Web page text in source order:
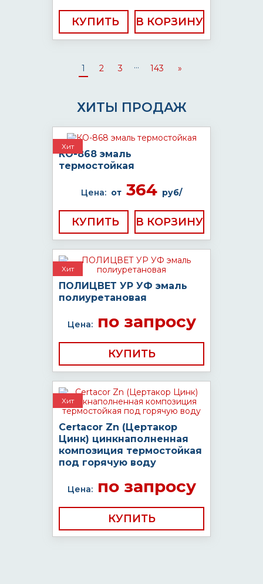
КУПИТЬ
1 2 3 ... 143 »
ХИТЫ ПРОДАЖ
Хит
КО-868 эмаль
термостойкая
Цена: от 364 руб/
КУПИТЬ
Хит
ПОЛИЦВЕТ УР УФ эмаль
полиуретановая
Цена:по запросу
КУПИТЬ
Хит
Certacor Zn (Цертакор
Цинк) цинкнаполненная
композиция термостойкая
под горячую воду
Цена:по запросу
КУПИТЬ